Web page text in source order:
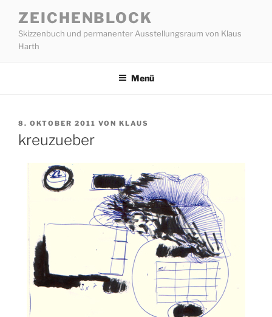
Inhalt
springen
ZEICHENBLOCK
Skizzenbuch und permanenter Ausstellungsraum von Klaus
Harth
Menü
VERÖFFENTLICHT
AM
8. OKTOBER 2011 VON KLAUS
kreuzueber